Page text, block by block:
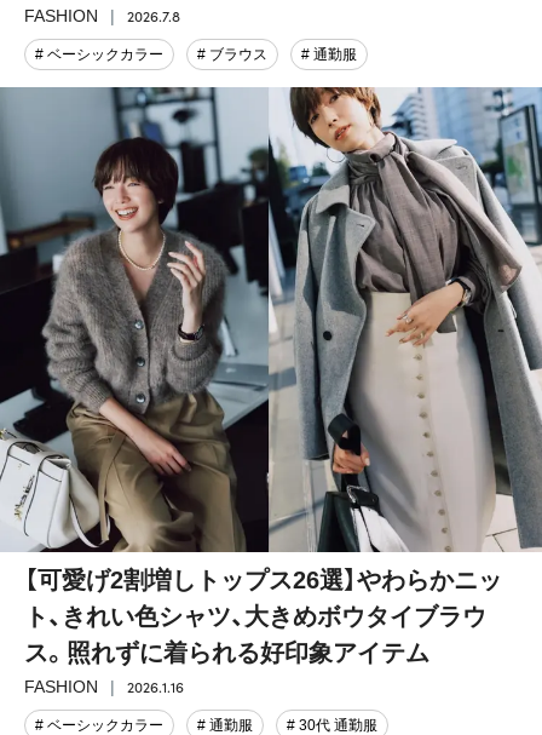
FASHION 2026.7.8
# ベーシックカラー # ブラウス # 通勤服
【可愛げ2割増しトップス26選】やわらかニッ
ト、きれい色シャツ、大きめボウタイブラウ
ス。照れずに着られる好印象アイテム
FASHION 2026.1.16
# ベーシックカラー # 通勤服 # 30代 通勤服